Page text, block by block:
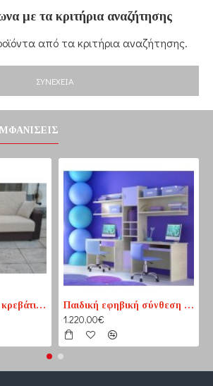
με τα κριτήρια αναζήτησης
από τα κριτήρια αναζήτησης.
ΣΥΝΈΧΕΙΑ
Γωνιακός καναπές κρεβάτι No1 καφέ-εκρού (PASS1) 210 cm x 165 cm Παιδική εφηβική σύνθεση βιβλιοθηκών για δύο παιδιά
1.220,00€